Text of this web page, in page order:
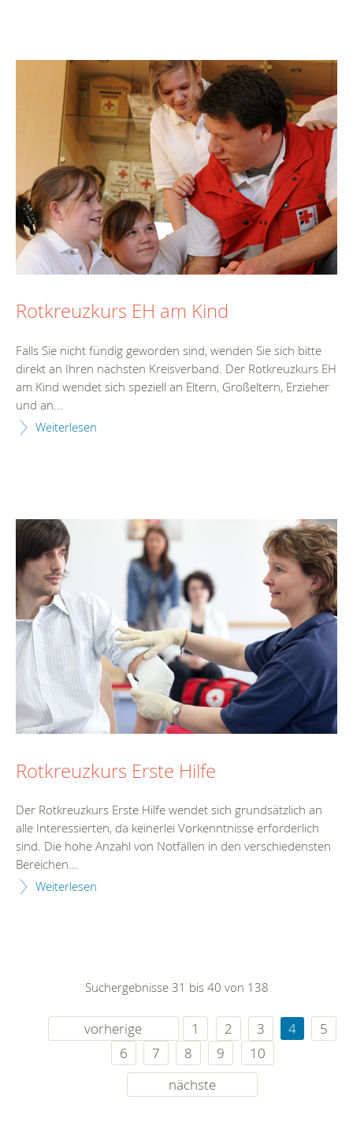
Rotkreuzkurs EH am Kind
Falls Sie nicht fündig geworden sind, wenden Sie sich bitte
direkt an Ihren nächsten Kreisverband. Der Rotkreuzkurs EH
am Kind wendet sich speziell an Eltern, Großeltern, Erzieher
und an...
Weiterlesen
Rotkreuzkurs Erste Hilfe
Der Rotkreuzkurs Erste Hilfe wendet sich grundsätzlich an
alle Interessierten, da keinerlei Vorkenntnisse erforderlich
sind. Die hohe Anzahl von Notfällen in den verschiedensten
Bereichen...
Weiterlesen
Suchergebnisse 31 bis 40 von 138
vorherige 1 2 3 4
5
6
7 8 9
10
nächste